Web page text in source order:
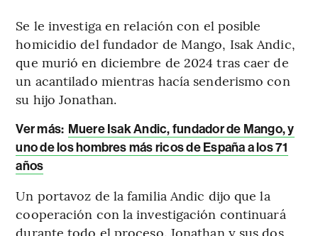
Se le investiga en relación con el posible
homicidio del fundador de Mango, Isak Andic,
que murió en diciembre de 2024 tras caer de
un acantilado mientras hacía senderismo con
su hijo Jonathan.
Ver más: Muere Isak Andic, fundador de Mango, y
uno de los hombres más ricos de España a los 71
años
Un portavoz de la familia Andic dijo que la
cooperación con la investigación continuará
durante todo el proceso. Jonathan y sus dos